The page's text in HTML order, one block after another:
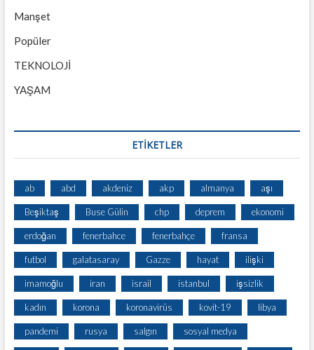
Manşet
Popüler
TEKNOLOJİ
YAŞAM
ETİKETLER
ab abd akdeniz akp almanya aşı
Beşiktaş Buse Gülin chp deprem ekonomi
erdoğan fenerbahce fenerbahçe fransa
futbol galatasaray Gazze hayat ilişki
imamoğlu iran israil istanbul işsizlik
kadın korona koronavirüs kovit-19 libya
pandemi rusya salgın sosyal medya